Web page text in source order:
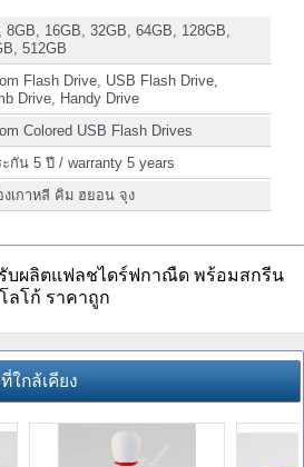
8GB, 16GB, 32GB, 64GB, 128GB,
512GB
Flash Drive, USB Flash Drive,
Drive, Handy Drive
Colored USB Flash Drives
กัน 5 ปี / warranty 5 years
เกาหลี คิม ฮยอน จุง
บผลิตแฟลชไดร์ฟกาณืด พร้อมสกรีน
โลโก้ ราคาถูก
ใกล้เคียง